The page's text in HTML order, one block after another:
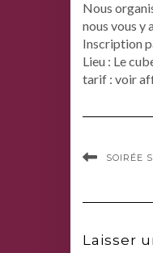
Nous
nous vous y
Inscription
Lieu : Le
tarif : voir
SOIRÉE
Laisser